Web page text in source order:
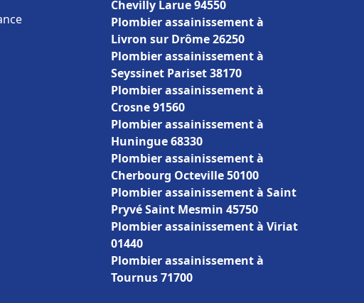
Chevilly Larue 94550
Plombier assainissement à
Livron sur Drôme 26250
Plombier assainissement à
Seyssinet Pariset 38170
Plombier assainissement à
Crosne 91560
Plombier assainissement à
Huningue 68330
Plombier assainissement à
Cherbourg Octeville 50100
Plombier assainissement à Saint
Pryvé Saint Mesmin 45750
Plombier assainissement à Viriat
01440
Plombier assainissement à
Tournus 71700